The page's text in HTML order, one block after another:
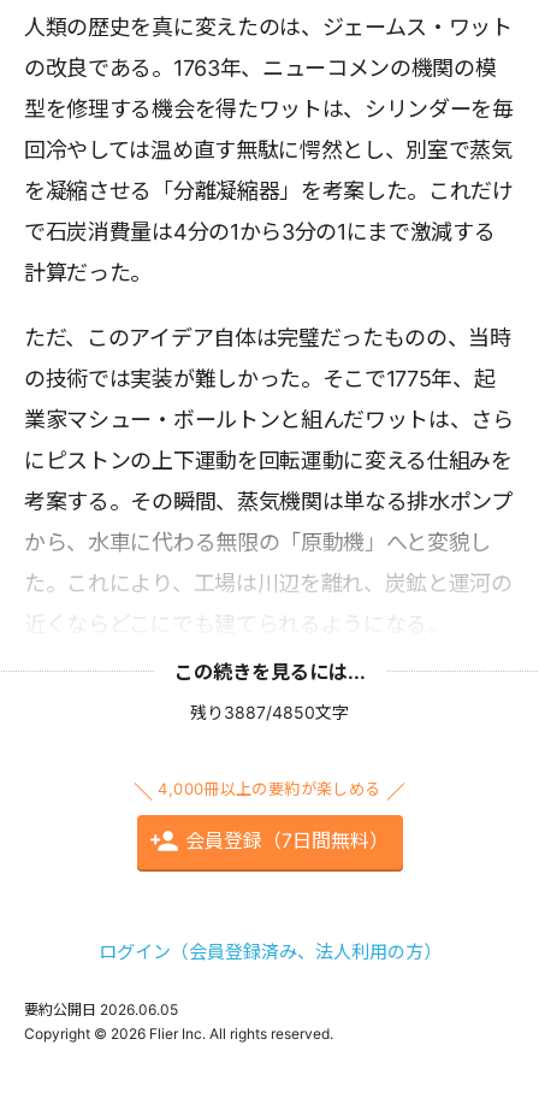
人類の歴史を真に変えたのは、ジェームス・ワット
の改良である。1763年、ニューコメンの機関の模
型を修理する機会を得たワットは、シリンダーを毎
回冷やしては温め直す無駄に愕然とし、別室で蒸気
を凝縮させる「分離凝縮器」を考案した。これだけ
で石炭消費量は4分の1から3分の1にまで激減する
計算だった。
ただ、このアイデア自体は完璧だったものの、当時
の技術では実装が難しかった。そこで1775年、起
業家マシュー・ボールトンと組んだワットは、さら
にピストンの上下運動を回転運動に変える仕組みを
考案する。その瞬間、蒸気機関は単なる排水ポンプ
から、水車に代わる無限の「原動機」へと変貌し
た。これにより、工場は川辺を離れ、炭鉱と運河の
近くならどこにでも建てられるようになる。
この続きを見るには...
残り3887/4850文字
4,000冊以上の要約が楽しめる
会員登録（7日間無料）
ログイン（会員登録済み、法人利用の方）
要約公開日 2026.06.05